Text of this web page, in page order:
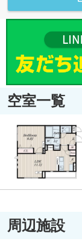
空室一覧
周辺施設